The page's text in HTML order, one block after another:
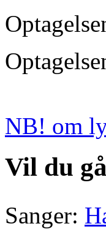
NB! om
Vil du
Sanger: